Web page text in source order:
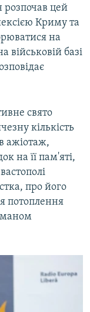
розпочав цей
Криму та
на
військовій базі
свято
кількість
ажіотаж,
на її пам'яті,
про його
потоплення